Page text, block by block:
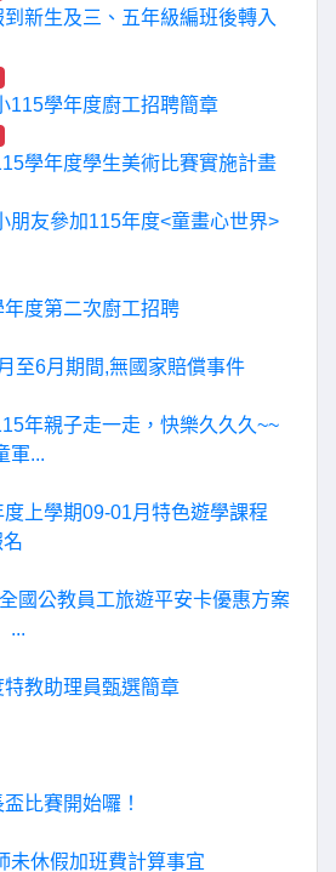
新生及三、五年級編班後轉入
115學年度廚工招聘簡章
學年度學生美術比賽實施計畫
朋友參加115年度<童畫心世界>
度第二次廚工招聘
至6月期間,無國家賠償事件
年親子走一走，快樂久久久~~
軍...
上學期09-01月特色遊學課程
國公教員工旅遊平安卡優惠方案
...
教助理員甄選簡章
比賽開始囉！
未休假加班費計算事宜